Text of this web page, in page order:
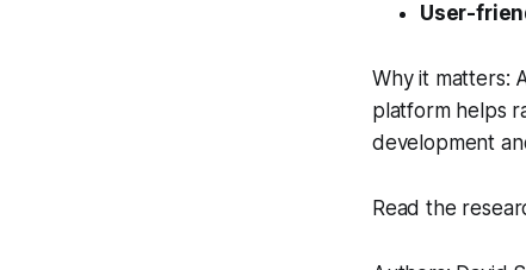
User-
Why it matters:
platform helps
development
Read the